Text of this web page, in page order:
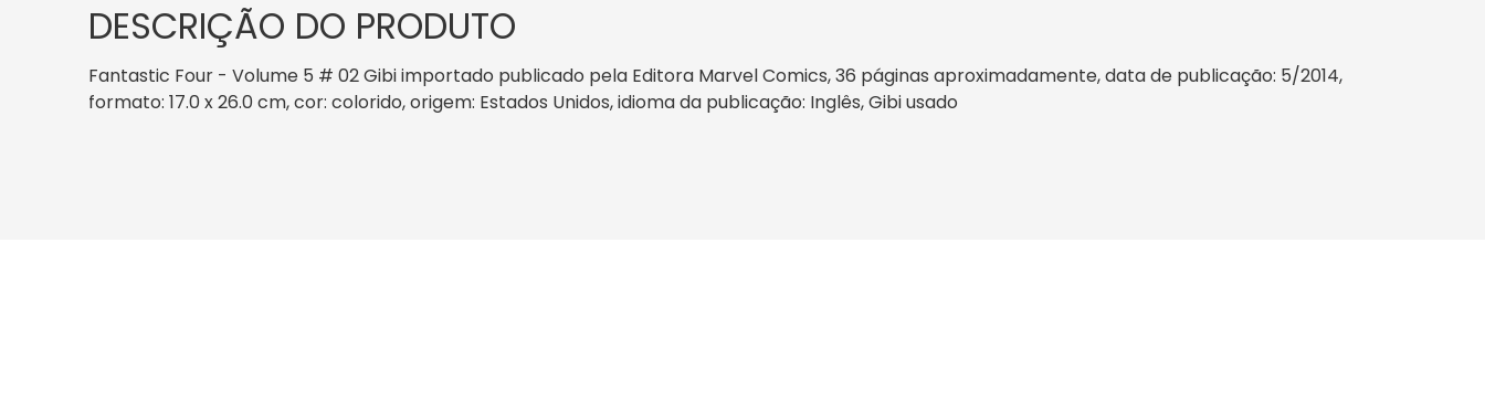
DESCRIÇÃO DO PRODUTO
Fantastic Four - Volume 5 # 02 Gibi importado publicado pela Editora Marvel Comics, 36 páginas aproximadamente, data de publicação: 5/2014,
formato: 17.0 x 26.0 cm, cor: colorido, origem: Estados Unidos, idioma da publicação: Inglês, Gibi usado